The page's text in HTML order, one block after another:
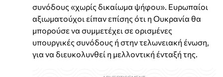
συνόδους «χωρίς δικαίωμα ψήφου». Ευρωπαίοι
αξιωματούχοι είπαν επίσης ότι η Ουκρανία θα
μπορούσε να συμμετέχει σε ορισμένες
υπουργικές συνόδους ή στην τελωνειακή ένωση,
για να διευκολυνθεί η μελλοντική ένταξή της.